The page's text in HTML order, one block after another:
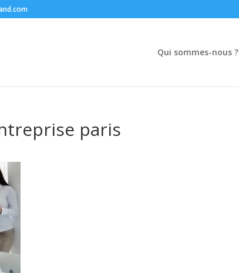
Qui sommes-nous ?
paris